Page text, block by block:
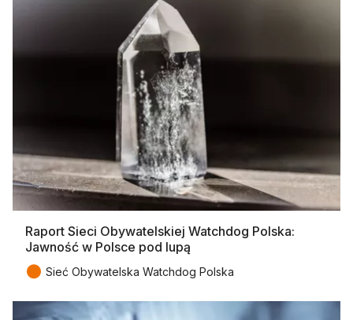
Raport Sieci Obywatelskiej Watchdog Polska:
Jawność w Polsce pod lupą
● Sieć Obywatelska Watchdog Polska